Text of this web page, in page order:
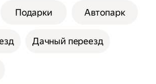
Подарки Автопарк
Дачный переезд